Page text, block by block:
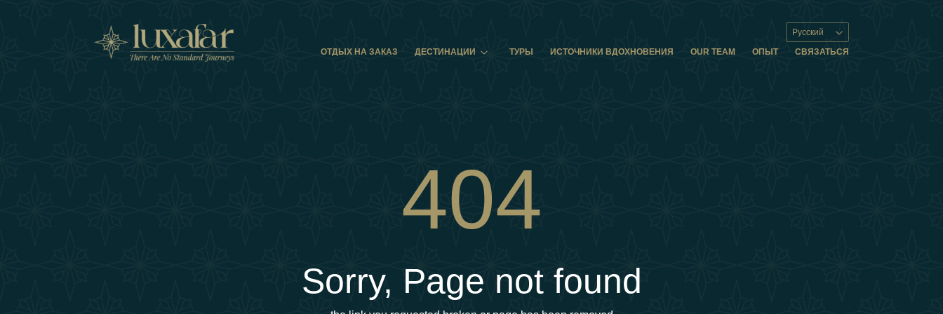
Русский
ОТДЫХ НА ЗАКАЗ
ДЕСТИНАЦИИ ТУРЫ ИСТОЧНИКИ ВДОХНОВЕНИЯ OUR TEAM ОПЫТ СВЯЗАТЬСЯ
404
Sorry, Page not found